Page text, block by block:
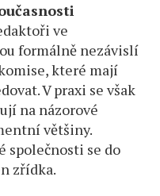
ve
formálně nezávislí
které mají
V praxi se však
na názorové
většiny.
společnosti se do
zřídka.